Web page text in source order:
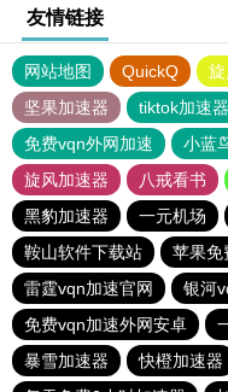
友情链接
网站地图 QuickQ
坚果加速器
tiktok加速器
免费vqn外网加速
小蓝
旋风加速器
八戒看书
黑豹加速器
一元机场
鞍山软件下载站
苹果免
雷霆vqn加速官网
银河
免费vqn加速外网安卓
暴雪加速器
快橙加速器